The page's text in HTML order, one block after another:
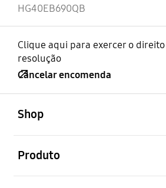
HG40EB690QB
Clique aqui para exercer o
resolução
Cancelar encomenda
Shop
Produto